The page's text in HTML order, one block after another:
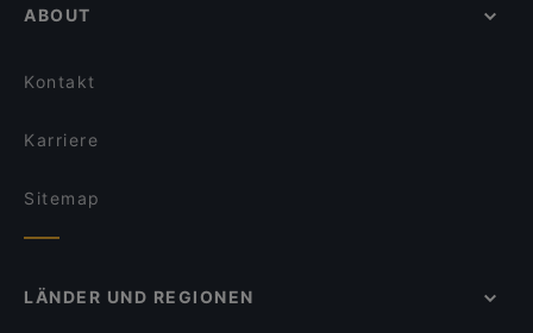
ABOUT
Kontakt
Karriere
Sitemap
LÄNDER UND REGIONEN